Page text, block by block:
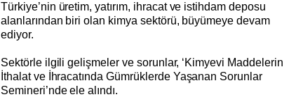
Türkiye’nin üretim, yatırım, ihracat ve istihdam deposu
alanlarından biri olan kimya sektörü, büyümeye devam
ediyor.
Sektörle ilgili gelişmeler ve sorunlar, ‘Kimyevi Maddelerin
İthalat ve İhracatında Gümrüklerde Yaşanan Sorunlar
Semineri’nde ele alındı.